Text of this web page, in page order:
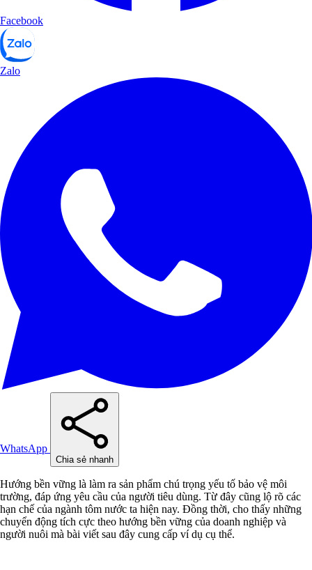
Facebook
Zalo
WhatsApp
Chia sẻ nhanh
Hướng bền vững là làm ra sản phẩm chú trọng yếu tố bảo vệ môi
trường, đáp ứng yêu cầu của người tiêu dùng. Từ đây cũng lộ rõ các
hạn chế của ngành tôm nước ta hiện nay. Đồng thời, cho thấy những
chuyển động tích cực theo hướng bền vững của doanh nghiệp và
người nuôi mà bài viết sau đây cung cấp ví dụ cụ thể.